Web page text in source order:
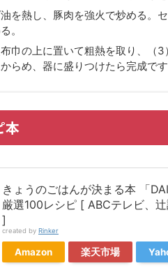
を熱し、豚肉を強火で炒める。
。
巾の上に置いて粗熱を取り、（
らめ、器に盛りつけたら完成です
本
きょうのごはんが決まる本 「
厳選100レシピ [ ABCテレビ、
]
created by Rinker
Amazon 楽天市場